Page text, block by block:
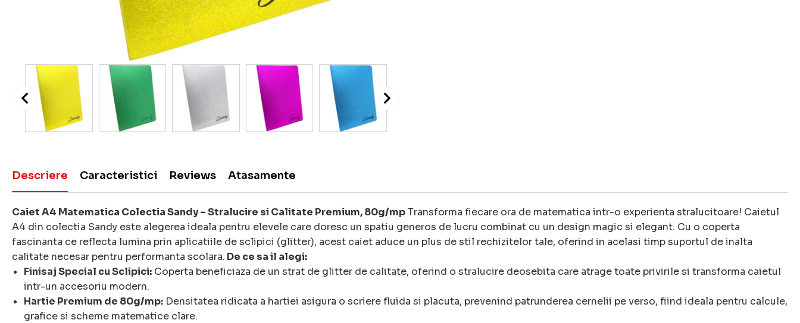
Descriere Caracteristici Reviews Atasamente
Caiet A4 Matematica Colectia Sandy – Stralucire si Calitate Premium, 80g/mpTransforma fiecare ora de matematica intr-o experienta stralucitoare! Caietul
A4 din colectia Sandy este alegerea ideala pentru elevele care doresc un spatiu generos de lucru combinat cu un design magic si elegant. Cu o coperta
fascinanta ce reflecta lumina prin aplicatiile de sclipici (glitter), acest caiet aduce un plus de stil rechizitelor tale, oferind in acelasi timp suportul de inalta
calitate necesar pentru performanta scolara. De ce sa il alegi:
Finisaj Special cu Sclipici: Coperta beneficiaza de un strat de glitter de calitate, oferind o stralucire deosebita care atrage toate privirile si transforma caietul
intr-un accesoriu modern.
Hartie Premium de 80g/mp: Densitatea ridicata a hartiei asigura o scriere fluida si placuta, prevenind patrunderea cernelii pe verso, fiind ideala pentru calcule,
grafice si scheme matematice clare.